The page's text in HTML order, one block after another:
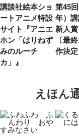
講談社絵本ショ
ートアニメ特設
サイト『アニエ
ホン「はりねず
みのルーチ
カ」』
第45
年）
新人
〔最
作決
えほん